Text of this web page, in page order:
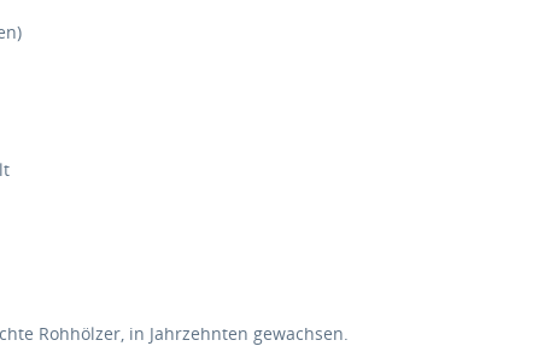
Rohhölzer, in Jahrzehnten gewachsen.